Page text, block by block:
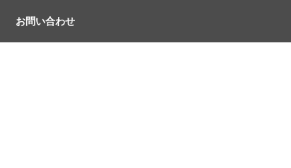
お問い合わせ